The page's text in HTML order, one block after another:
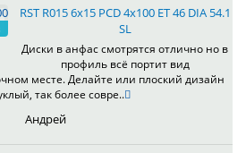
RST R015 6x15 PCD 4x100 ET 46 DIA 54.1
SL
Диски в анфас смотрятся отлично но в
профиль всё портит вид
месте. Делайте или плоский дизайн
так более совре..
Андрей